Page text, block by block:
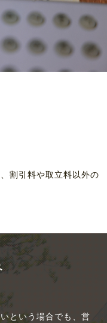
割引料や取立料以外の
という場合でも、営